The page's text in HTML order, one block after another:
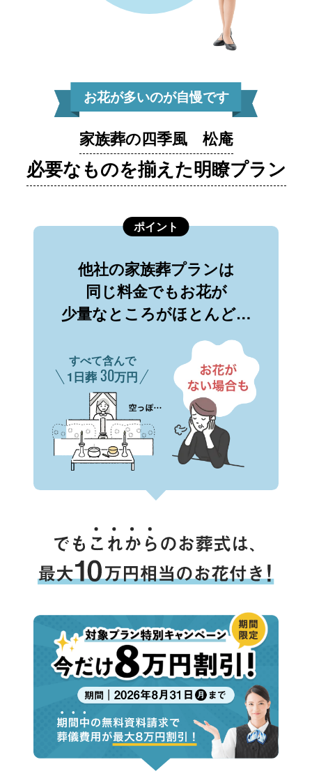
お花が多いのが自慢です
家族葬の四季風 松庵
必要なものを揃えた明瞭プラン
ポイント
他社の家族葬プランは
同じ料金でもお花が
少量なところがほとんど…
すべて含んで
1日葬 30万円